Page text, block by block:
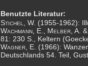
Benutzte Literatur:
Stichel
, W. (1955-1962):
Wachmann, E., Melber, A.
81: 230 S., Keltern
Wagner , E. (1966):
Deutschlands 54. Teil,